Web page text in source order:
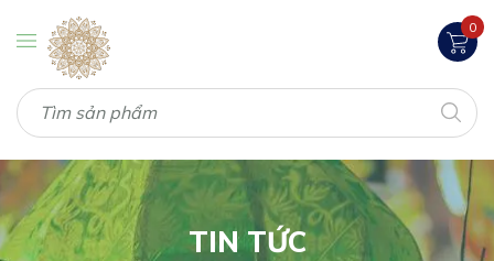
0
TIN TỨC